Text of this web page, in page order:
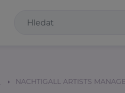
NACHTIGALL ARTISTS